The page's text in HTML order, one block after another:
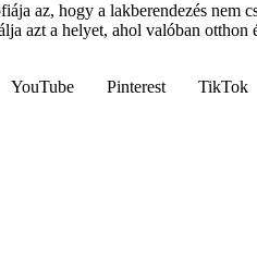
az, hogy a lakberendezés
azt a helyet, ahol valóban otthon
YouTube Pinterest TikTok